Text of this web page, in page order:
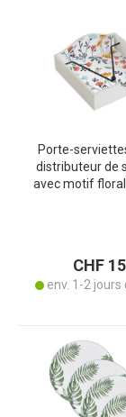
Porte-
distributeur de
avec motif floral,
CHF
env. 1-2 jours